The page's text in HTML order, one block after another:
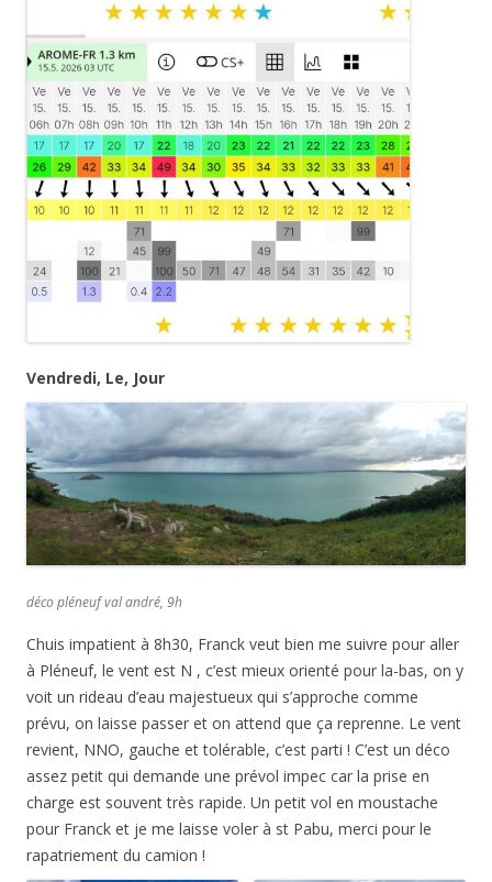
Vendredi, Le, Jour
déco pléneuf val andré, 9h
Chuis impatient à 8h30, Franck veut bien me suivre pour aller
à Pléneuf, le vent est N , c’est mieux orienté pour la-bas, on y
voit un rideau d’eau majestueux qui s’approche comme
prévu, on laisse passer et on attend que ça reprenne. Le vent
revient, NNO, gauche et tolérable, c’est parti ! C’est un déco
assez petit qui demande une prévol impec car la prise en
charge est souvent très rapide. Un petit vol en moustache
pour Franck et je me laisse voler à st Pabu, merci pour le
rapatriement du camion !